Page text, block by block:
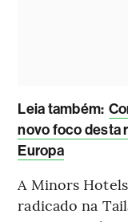
Leia também:
novo foco desta
Europa
A Minors
radicado na